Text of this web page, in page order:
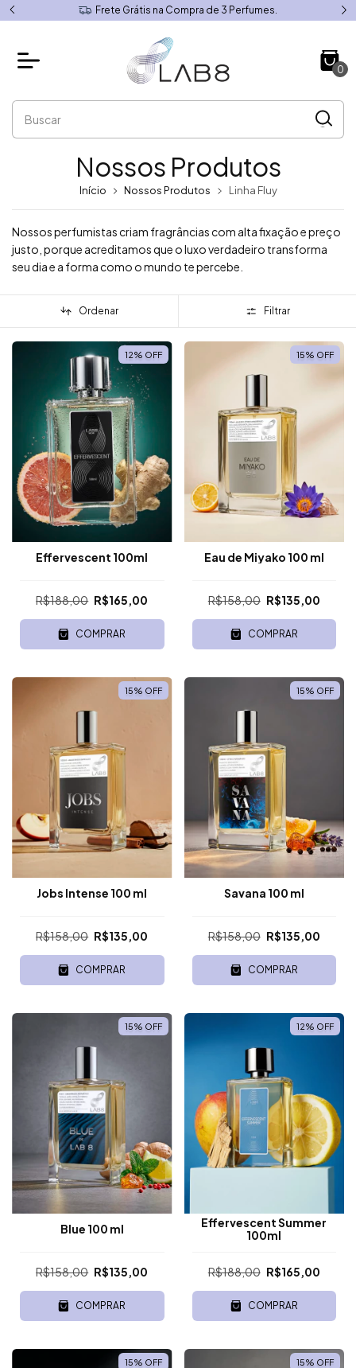
Frete Grátis na Compra de 3 Perfumes.
0
Nossos Produtos
Início Nossos Produtos Linha Fluy
Nossos perfumistas criam fragrâncias com alta fixação e preço
justo, porque acreditamos que o luxo verdadeiro transforma
seu dia e a forma como o mundo te percebe.
Ordenar Filtrar
12% OFF
Effervescent 100ml
R$188,00 R$165,00
COMPRAR
15% OFF
Eau de Miyako 100 ml
R$158,00 R$135,00
COMPRAR
15% OFF
Jobs Intense 100 ml
R$158,00 R$135,00
COMPRAR
15% OFF
Savana 100 ml
R$158,00 R$135,00
COMPRAR
15% OFF
Blue 100 ml
R$158,00 R$135,00
COMPRAR
12% OFF
Effervescent Summer
100ml
R$188,00 R$165,00
COMPRAR
15% OFF 15% OFF